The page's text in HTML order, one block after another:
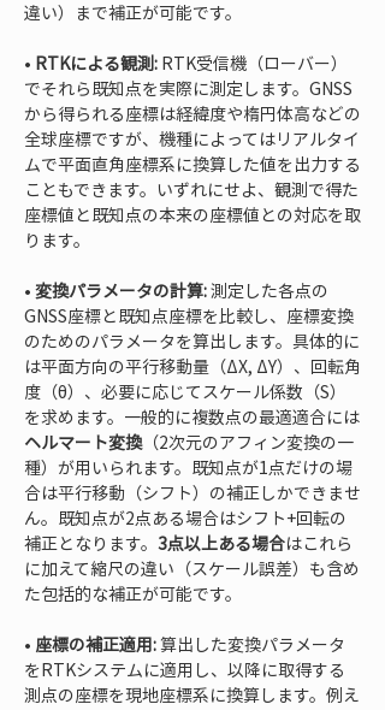
• RTKによる観測: RTK受信機（ローバー）
でそれら既知点を実際に測定します。GNSS
から得られる座標は経緯度や楕円体高などの
全球座標ですが、機種によってはリアルタイ
ムで平面直角座標系に換算した値を出力する
こともできます。いずれにせよ、観測で得た
座標値と既知点の本来の座標値との対応を取
• 変換パラメータの計算: 測定した各点の
GNSS座標と既知点座標を比較し、座標変換
のためのパラメータを算出します。具体的に
は平面方向の平行移動量（ΔX, ΔY）、回転角
度（θ）、必要に応じてスケール係数（S）
を求めます。一般的に複数点の最適適合には
ヘルマート変換（2次元のアフィン変換の一
種）が用いられます。既知点が1点だけの場
合は平行移動（シフト）の補正しかできませ
ん。既知点が2点ある場合はシフト+回転の
補正となります。 3点以上ある場合はこれら
に加えて縮尺の違い（スケール誤差）も含め
• 座標の補正適用: 算出した変換パラメータ
をRTKシステムに適用し、以降に取得する
測点の座標を現地座標系に換算します。例え